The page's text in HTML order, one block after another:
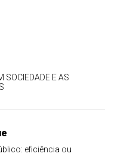
SOCIEDADE E AS
eficiência ou